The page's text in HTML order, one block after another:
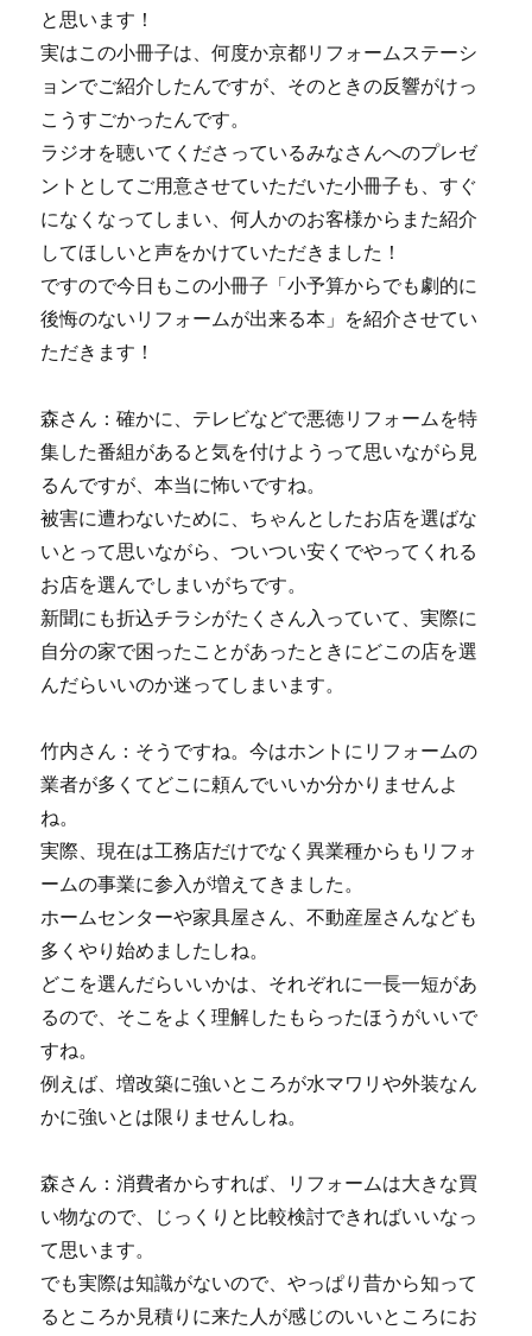
と思います！
実はこの小冊子は、何度か京都リフォームステーシ
ョンでご紹介したんですが、そのときの反響がけっ
こうすごかったんです。
ラジオを聴いてくださっているみなさんへのプレゼ
ントとしてご用意させていただいた小冊子も、すぐ
になくなってしまい、何人かのお客様からまた紹介
してほしいと声をかけていただきました！
ですので今日もこの小冊子「小予算からでも劇的に
後悔のないリフォームが出来る本」を紹介させてい
ただきます！
森さん：確かに、テレビなどで悪徳リフォームを特
集した番組があると気を付けようって思いながら見
るんですが、本当に怖いですね。
被害に遭わないために、ちゃんとしたお店を選ばな
いとって思いながら、ついつい安くでやってくれる
お店を選んでしまいがちです。
新聞にも折込チラシがたくさん入っていて、実際に
自分の家で困ったことがあったときにどこの店を選
んだらいいのか迷ってしまいます。
竹内さん：そうですね。今はホントにリフォームの
業者が多くてどこに頼んでいいか分かりませんよ
ね。
実際、現在は工務店だけでなく異業種からもリフォ
ームの事業に参入が増えてきました。
ホームセンターや家具屋さん、不動産屋さんなども
多くやり始めましたしね。
どこを選んだらいいかは、それぞれに一長一短があ
るので、そこをよく理解したもらったほうがいいで
すね。
例えば、増改築に強いところが水マワリや外装なん
かに強いとは限りませんしね。
森さん：消費者からすれば、リフォームは大きな買
い物なので、じっくりと比較検討できればいいなっ
て思います。
でも実際は知識がないので、やっぱり昔から知って
るところか見積りに来た人が感じのいいところにお